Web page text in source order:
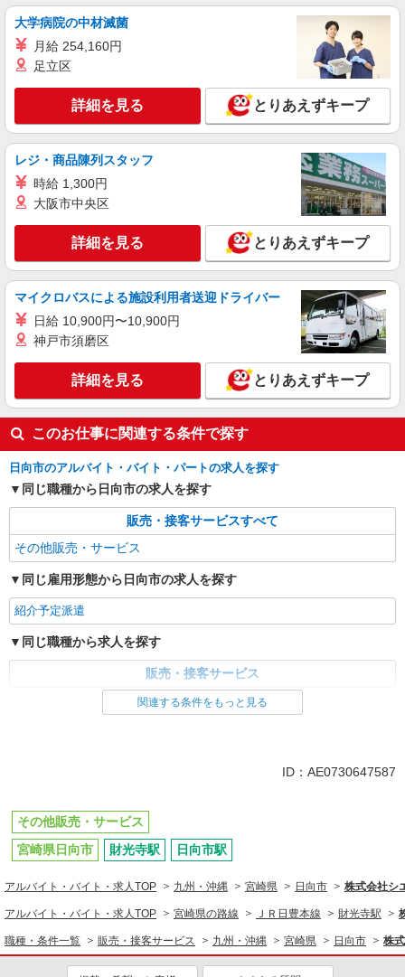
大学病院の中材滅菌
月給 254,160円
足立区
詳細を見る とりあえずキープ
レジ・商品陳列スタッフ
時給 1,300円
大阪市中央区
詳細を見る とりあえずキープ
マイクロバスによる施設利用者送迎ドライバー
日給 10,900円〜10,900円
神戸市須磨区
詳細を見る とりあえずキープ
このお仕事に関連する条件で探す
日向市のアルバイト・バイト・パートの求人を探す
同じ職種から日向市の求人を探す
販売・接客サービスすべて
その他販売・サービス
同じ雇用形態から日向市の求人を探す
紹介予定派遣
同じ職種から求人を探す
販売・接客サービス
関連する条件をもっと見る
ID：AE0730647587
その他販売・サービス
宮崎県日向市
財光寺駅 日向市駅
アルバイト・バイト・求人TOP 九州・沖縄 宮崎県 日向市 株式会社シ
アルバイト・バイト・求人TOP 宮崎県の路線 ＪＲ日豊本線 財光寺駅
職種・条件一覧 販売・接客サービス 九州・沖縄 宮崎県 日向市 株